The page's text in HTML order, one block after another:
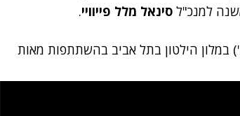
למנכ"ל סינאל מלל פייוויי.
במלון הילטון בתל אביב בהשתתפות מאות